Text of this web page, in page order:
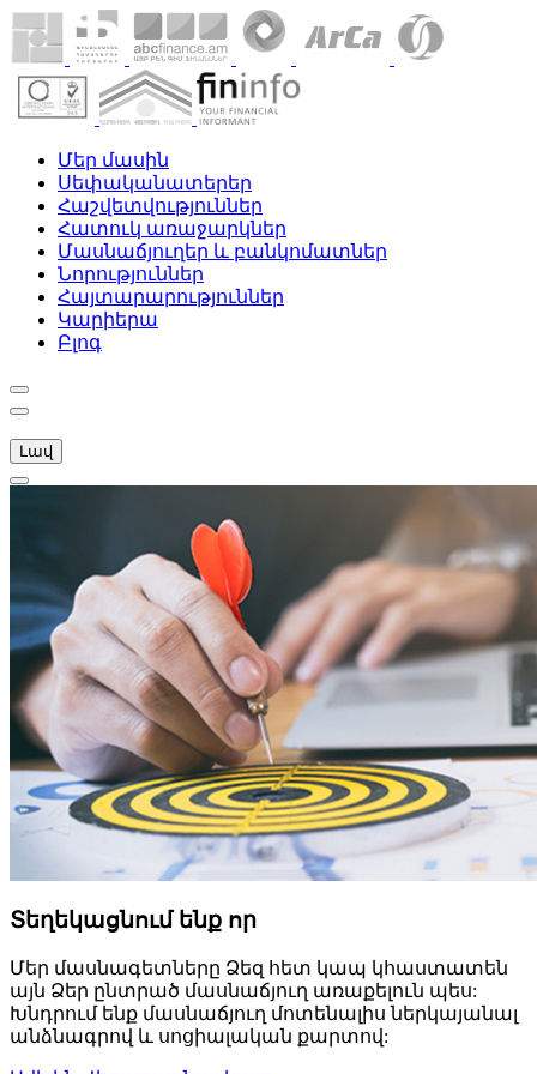
Մեր մասին
Սեփականատերեր
Հաշվետվություններ
Հատուկ առաջարկներ
Մասնաճյուղեր և բանկոմատներ
Նորություններ
Հայտարարություններ
Կարիերա
Բլոգ
Լավ
Տեղեկացնում ենք որ
Մեր մասնագետները Ձեզ հետ կապ կհաստատեն
այն Ձեր ընտրած մասնաճյուղ առաքելուն պես:
Խնդրում ենք մասնաճյուղ մոտենալիս ներկայանալ
անձնագրով և սոցիալական քարտով: